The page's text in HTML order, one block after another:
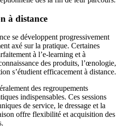
à distance
se développent progressivement
axé sur la pratique. Certaines
à l’e-learning et à
des produits, l’œnologie,
s’étudient efficacement à distance.
des regroupements
indispensables. Ces sessions
de service, le dressage et la
offre flexibilité et acquisition des